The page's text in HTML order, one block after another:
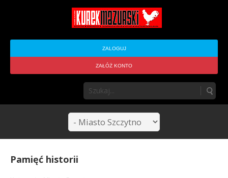
ZALOGUJ
ZAŁÓŻ KONTO
Pamięć historii